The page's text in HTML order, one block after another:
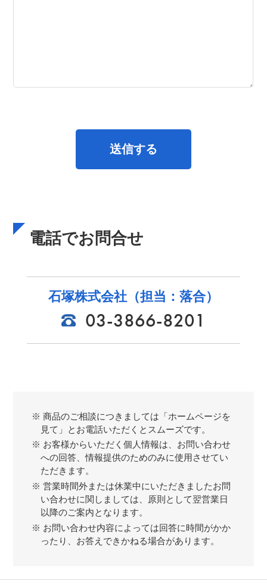
電話でお問合せ
石塚株式会社（担当：落合）
03-3866-8201
※ 商品のご相談につきましては「ホームページを
見て」とお電話いただくとスムーズです。
※ お客様からいただく個人情報は、お問い合わせ
への回答、情報提供のためのみに使用させてい
ただきます。
※ 営業時間外または休業中にいただきましたお問
い合わせに関しましては、原則として翌営業日
以降のご案内となります。
※ お問い合わせ内容によっては回答に時間がかか
ったり、お答えできかねる場合があります。